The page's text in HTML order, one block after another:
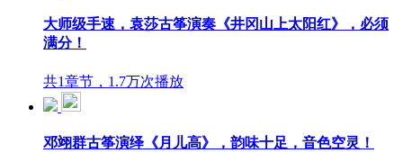
大师级手速，袁莎古筝演奏《井冈山上太阳红》，必须
满分！
共1章节，1.7万次播放
邓翊群古筝演绎《月儿高》，韵味十足，音色空灵！